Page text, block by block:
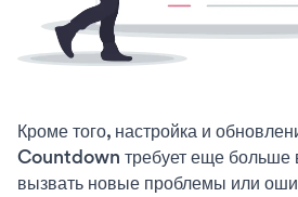
Кроме того, настройка и
Countdown требует еще больше
вызвать новые проблемы или